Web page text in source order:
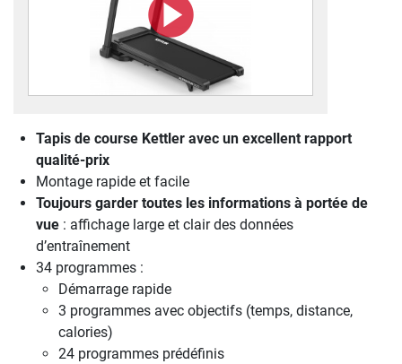
Tapis de course Kettler avec un excellent rapport
qualité-prix
Montage rapide et facile
Toujours garder toutes les informations à portée de
vue : affichage large et clair des données
d’entraînement
34 programmes :
Démarrage rapide
3 programmes avec objectifs (temps, distance,
calories)
24 programmes prédéfinis